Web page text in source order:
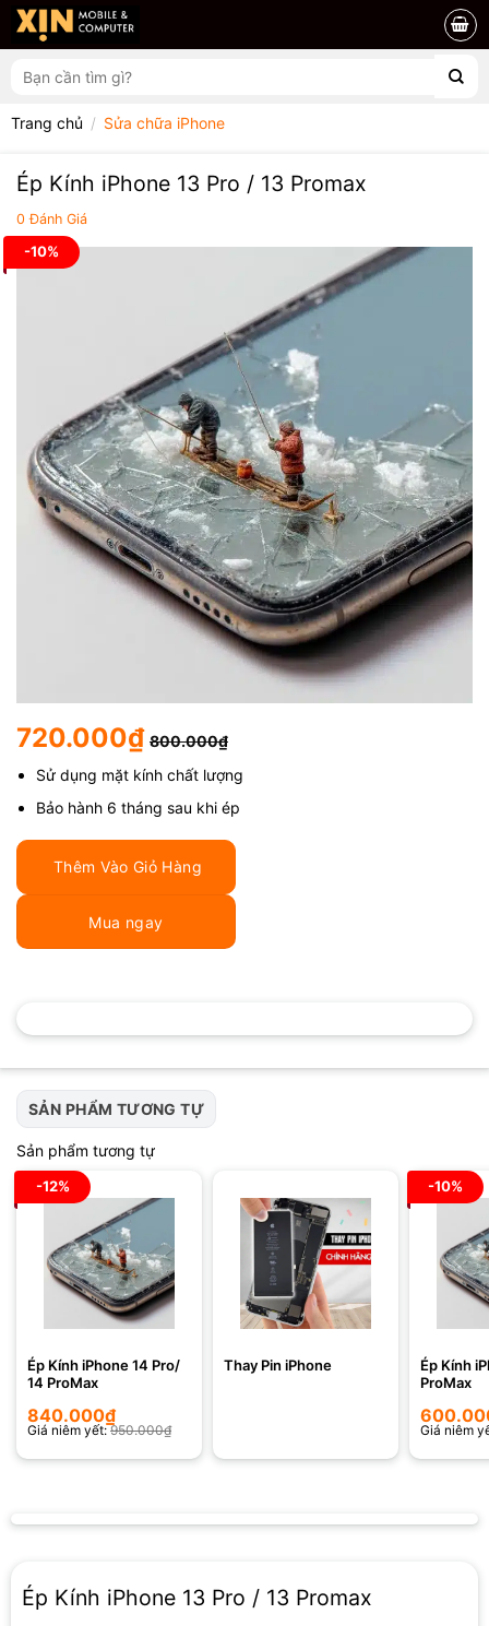
Chuyển
đến
dung
Tìm
Trang chủ / Sửa chữa iPhone
Ép Kính iPhone 13 Pro / 13 Promax
0 Đánh Giá
-10%
720.000₫ 800.000₫
Sử dụng mặt kính chất lượng
Bảo hành 6 tháng sau khi ép
Thêm Vào Giỏ Hàng
Mua ngay
SẢN PHẨM TƯƠNG TỰ
Sản phẩm tương tự
-12%
Ép Kính iPhone 14 Pro/
14 ProMax
840.000₫
Giá niêm yết:950.000₫
Thay Pin iPhone
-10%
Ép Kính
ProMax
Giá niêm
Ép Kính iPhone 13 Pro / 13 Promax